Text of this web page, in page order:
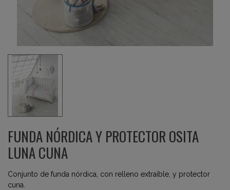
FUNDA NÓRDICA Y PROTECTOR OSITA
LUNA CUNA
Conjunto de funda nórdica, con relleno extraíble, y protector
cuna.